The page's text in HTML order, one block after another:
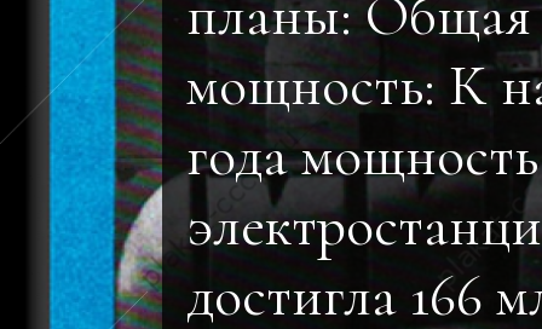
планы: Общая
мощность: К
года
достигла 166